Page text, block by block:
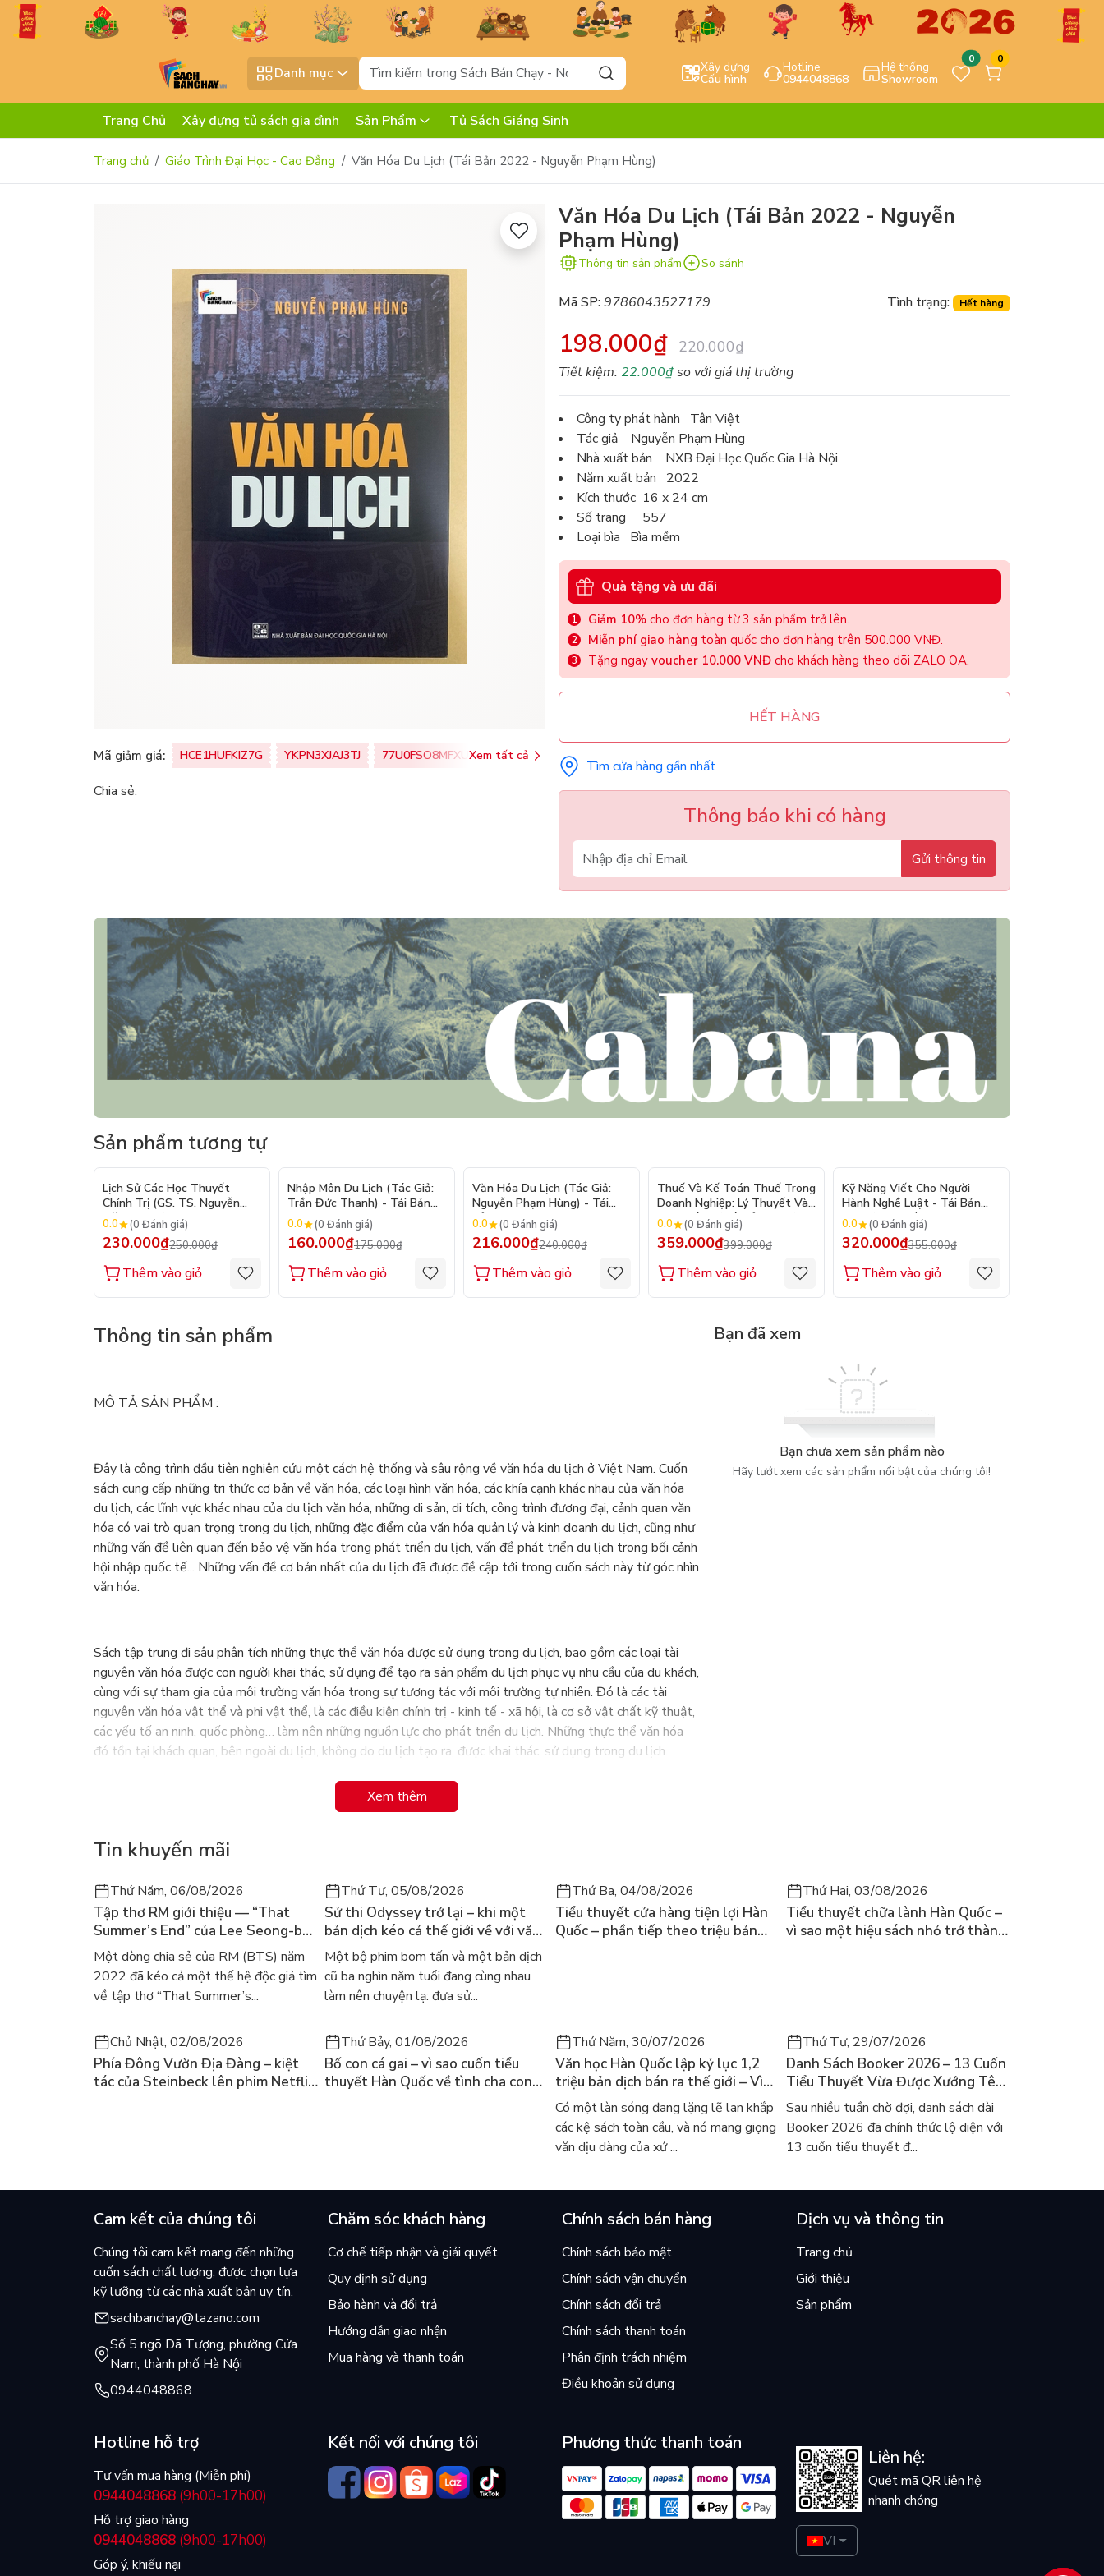
Danh mục Xây dựng
Cấu hình
Hotline
0944048868
Hệ thống
Showroom
0 0
Trang Chủ Xây dựng tủ sách gia đình Sản Phẩm Tủ Sách Giáng Sinh
Trang chủ Giáo Trình Đại Học - Cao Đẳng Văn Hóa Du Lịch (Tái Bản 2022 - Nguyễn Phạm Hùng)
Mã giảm giá: HCE1HUFKIZ7G YKPN3XJAJ3TJ 77U0FSO8MFXU Xem tất cả
Chia sẻ:
Văn Hóa Du Lịch (Tái Bản 2022 - Nguyễn
Phạm Hùng)
Thông tin sản phẩm So sánh
Mã SP:9786043527179 Tình trạng: Hết hàng
198.000₫ 220.000₫
Tiết kiệm: 22.000₫so với giá thị trường
Công ty phát hành Tân Việt
Tác giả Nguyễn Phạm Hùng
Nhà xuất bản NXB Đại Học Quốc Gia Hà Nội
Năm xuất bản 2022
Kích thước 16 x 24 cm
Số trang 557
Loại bìa Bìa mềm
Quà tặng và ưu đãi
Giảm 10% cho đơn hàng từ 3 sản phẩm trở lên.
Miễn phí giao hàng toàn quốc cho đơn hàng trên 500.000 VNĐ.
Tặng ngay voucher 10.000 VNĐ cho khách hàng theo dõi ZALO OA.
HẾT HÀNG
Tìm cửa hàng gần nhất
Thông báo khi có hàng
Gửi thông tin
Sản phẩm tương tự
Lịch Sử Các Học Thuyết
Chính Trị (GS. TS. Nguyễn
Đăng Dung)
0.0 (0 Đánh giá)
230.000₫250.000₫
Thêm vào giỏ
- 9%
Nhập Môn Du Lịch (Tác Giả:
Trần Đức Thanh) - Tái Bản
2026
0.0 (0 Đánh giá)
160.000₫175.000₫
Thêm vào giỏ
- 10%
Văn Hóa Du Lịch (Tác Giả:
Nguyễn Phạm Hùng) - Tái
Bản
0.0 (0 Đánh giá)
216.000₫240.000₫
Thêm vào giỏ
- 10%
Thuế Và Kế Toán Thuế Trong
Doanh Nghiệp: Lý Thuyết Và
Thực Hành (Tái Bản 2026) -
PGS. TS. Phạm Đức Cường
0.0 (0 Đánh giá)
359.000₫399.000₫
Thêm vào giỏ
- 10%
Kỹ Năng Viết Cho Người
Hành Nghề Luật - Tái Bản
2026 ( TS. Trần Thị Quang
Hồng )
0.0 (0 Đánh giá)
320.000₫355.000₫
Thêm vào giỏ
Thông tin sản phẩm
MÔ TẢ SẢN PHẨM :
Đây là công trình đầu tiên nghiên cứu một cách hệ thống và sâu rộng về văn hóa du lịch ở Việt Nam. Cuốn
sách cung cấp những tri thức cơ bản về văn hóa, các loại hình văn hóa, các khía cạnh khác nhau của văn hóa
du lịch, các lĩnh vực khác nhau của du lịch văn hóa, những di sản, di tích, công trình đương đại, cảnh quan văn
hóa có vai trò quan trọng trong du lịch, những đặc điểm của văn hóa quản lý và kinh doanh du lịch, cũng như
những vấn đề liên quan đến bảo vệ văn hóa trong phát triển du lịch, vấn đề phát triển du lịch trong bối cảnh
hội nhập quốc tế... Những vấn đề cơ bản nhất của du lịch đã được đề cập tới trong cuốn sách này từ góc nhìn
văn hóa.
Sách tập trung đi sâu phân tích những thực thể văn hóa được sử dụng trong du lịch, bao gồm các loại tài
nguyên văn hóa được con người khai thác, sử dụng để tạo ra sản phẩm du lịch phục vụ nhu cầu của du khách,
cùng với sự tham gia của môi trường văn hóa trong sự tương tác với môi trường tự nhiên. Đó là các tài
nguyên văn hóa vật thể và phi vật thể, là các điều kiện chính trị - kinh tế - xã hội, là cơ sở vật chất kỹ thuật,
các yếu tố an ninh, quốc phòng… làm nên những nguồn lực cho phát triển du lịch. Những thực thể văn hóa
đó tồn tại khách quan, bên ngoài du lịch, không do du lịch tạo ra, được khai thác, sử dụng trong du lịch.
Xem thêm
Bạn đã xem
Bạn chưa xem sản phẩm nào
Hãy lướt xem các sản phẩm nổi bật của chúng tôi!
Tin khuyến mãi
Thứ Năm, 06/08/2026
Tập thơ RM giới thiệu — “That
Summer’s End” của Lee Seong-bok
ra mắt bản tiếng Anh sau 4 năm
gây sốt
Một dòng chia sẻ của RM (BTS) năm
2022 đã kéo cả một thế hệ độc giả tìm
về tập thơ “That Summer’s...
Thứ Tư, 05/08/2026
Sử thi Odyssey trở lại – khi một
bản dịch kéo cả thế giới về với văn
học kinh điển
Một bộ phim bom tấn và một bản dịch
cũ ba nghìn năm tuổi đang cùng nhau
làm nên chuyện lạ: đưa sử...
Thứ Ba, 04/08/2026
Tiểu thuyết cửa hàng tiện lợi Hàn
Quốc – phần tiếp theo triệu bản
Thứ Hai, 03/08/2026
Tiểu thuyết chữa lành Hàn Quốc –
vì sao một hiệu sách nhỏ trở thành
Chủ Nhật, 02/08/2026
Phía Đông Vườn Địa Đàng – kiệt
tác của Steinbeck lên phim Netflix
Thứ Bảy, 01/08/2026
Bố con cá gai – vì sao cuốn tiểu
thuyết Hàn Quốc về tình cha con
Thứ Năm, 30/07/2026
Văn học Hàn Quốc lập kỷ lục 1,2
triệu bản dịch bán ra thế giới – Vì
sao cả thế giới đang đọc sách Hàn?
Có một làn sóng đang lặng lẽ lan khắp
các kệ sách toàn cầu, và nó mang giọng
văn dịu dàng của xứ ...
Thứ Tư, 29/07/2026
Danh Sách Booker 2026 – 13 Cuốn
Tiểu Thuyết Vừa Được Xướng Tên
Và Gợi Ý Đọc Cho Người Việt
Sau nhiều tuần chờ đợi, danh sách dài
Booker 2026 đã chính thức lộ diện với
13 cuốn tiểu thuyết đ...
Cam kết của chúng tôi
Chúng tôi cam kết mang đến những
cuốn sách chất lượng, được chọn lựa
kỹ lưỡng từ các nhà xuất bản uy tín.
sachbanchay@tazano.com
Số 5 ngõ Dã Tượng, phường Cửa
Nam, thành phố Hà Nội
0944048868
Chăm sóc khách hàng
Cơ chế tiếp nhận và giải quyết
Quy định sử dụng
Bảo hành và đổi trả
Hướng dẫn giao nhận
Mua hàng và thanh toán
Chính sách bán hàng
Chính sách bảo mật
Chính sách vận chuyển
Chính sách đổi trả
Chính sách thanh toán
Phân định trách nhiệm
Điều khoản sử dụng
Dịch vụ và thông tin
Trang chủ
Giới thiệu
Sản phẩm
Hotline hỗ trợ
Tư vấn mua hàng (Miễn phí)
0944048868 (9h00-17h00)
Hỗ trợ giao hàng
0944048868 (9h00-17h00)
Góp ý, khiếu nại
Kết nối với chúng tôi Phương thức thanh toán
Liên hệ:
Quét mã QR liên hệ
nhanh chóng
VI